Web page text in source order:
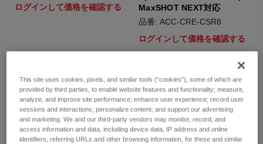
ログインして価格を確認する
MaxSHOT NEXT対応
品番: ACC-CRE-CSR8
ログインして価格を確認する
This site uses cookies, pixels, and similar tools (“cookies”), some of which are
provided by third parties, to enable website features and functionality; measure,
analyze, and improve site performance; enhance user experience; record user
sessions and interactions; personalize content; and support our advertising
and marketing. We and our third-party vendors may monitor, record, and
access information and data, including device data, IP address and online
identifiers, referring URLs and other browsing information, for these and similar